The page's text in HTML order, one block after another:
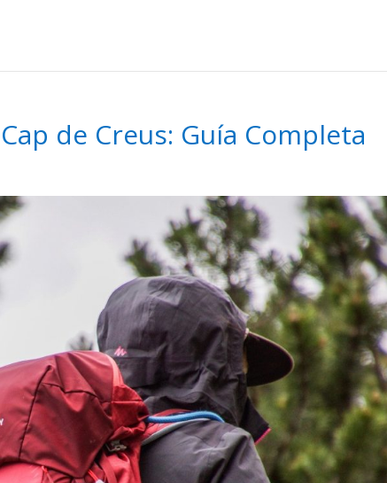
de Creus: Guía Completa